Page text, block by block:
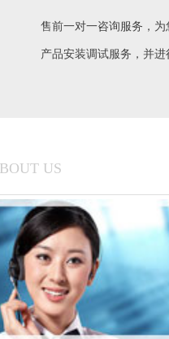
售前一对一咨询服务，
产品安装调试服务，并进
US